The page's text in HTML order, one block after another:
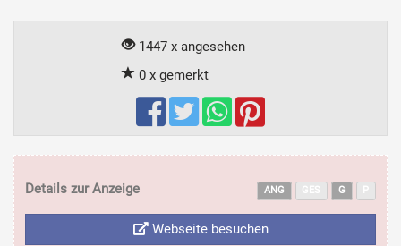
1447 x angesehen
0 x gemerkt
Details zur Anzeige ANG G
Webseite besuchen